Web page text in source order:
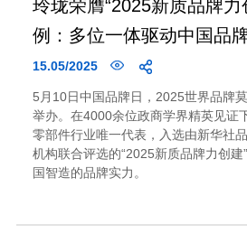
玲珑荣膺“2025新质品牌力
例：多位一体驱动中国品
15.05/2025
5月10日中国品牌日，2025世界品牌
举办。在4000余位政商学界精英见证
零部件行业唯一代表，入选由新华社
机构联合评选的“2025新质品牌力创建
国智造的品牌实力。